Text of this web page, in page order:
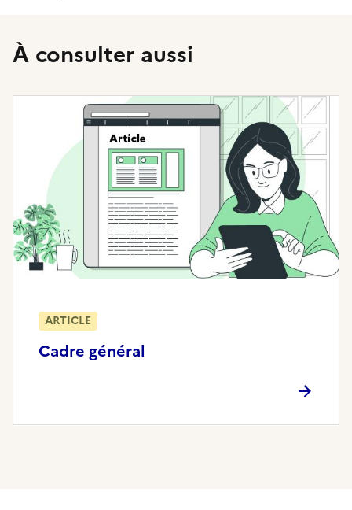
À consulter aussi
Cadre général
ARTICLE